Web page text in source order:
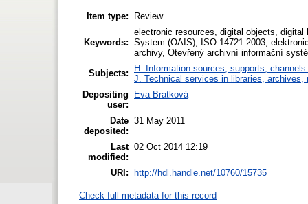
Item type: Review
Keywords:
electronic resources, digital objects,
System (OAIS), ISO 14721:2003,
archivy, Otevřený archivní informační
Subjects:
H. Information sources, supports, channels.
J. Technical services in libraries, archives,
Depositing
user:
Eva Bratková
Date
deposited:
31 May 2011
Last
modified:
02 Oct 2014 12:19
URI: http://hdl.handle.net/10760/15735
Check full metadata for this record